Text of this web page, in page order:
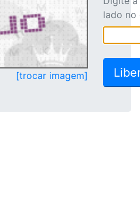
[trocar imagem]
lado no